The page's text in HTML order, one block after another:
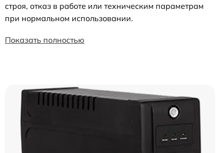
строя, отказ в работе или техническим параметрам
при нормальном использовании.
Показать полностью